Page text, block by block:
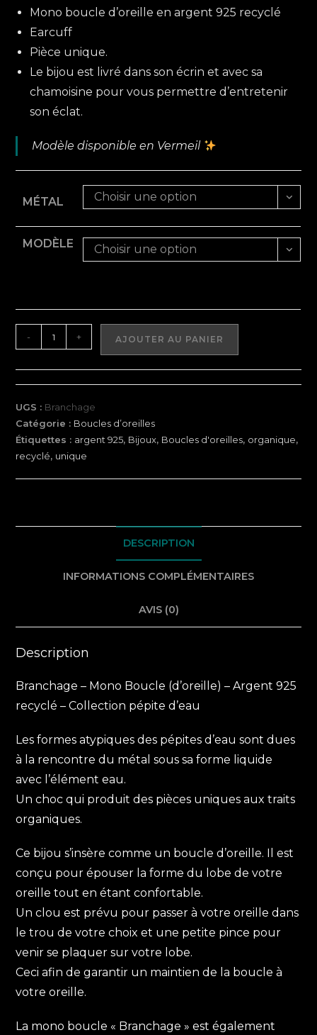
à
€95,00
Mono boucle d’oreille en argent 925 recyclé
Earcuff
Pièce unique.
Le bijou est livré dans son écrin et avec sa
chamoisine pour vous permettre d’entretenir
son éclat.
Modèle disponible en Vermeil
MÉTAL Choisir une option
MODÈLE Choisir une option
quantité
de
Branchage
-
Mono
Boucle
(d'oreille)
-
- + AJOUTER AU PANIER
UGS : Branchage
Catégorie : Boucles d’oreilles
Étiquettes : argent 925, Bijoux, Boucles d'oreilles, organique,
recyclé, unique
DESCRIPTION
INFORMATIONS COMPLÉMENTAIRES
AVIS (0)
Description
Branchage – Mono Boucle (d’oreille) – Argent 925
recyclé – Collection pépite d’eau
Les formes atypiques des pépites d’eau sont dues
à la rencontre du métal sous sa forme liquide
avec l’élément eau.
Un choc qui produit des pièces uniques aux traits
organiques.
Ce bijou s’insère comme un boucle d’oreille. Il est
conçu pour épouser la forme du lobe de votre
oreille tout en étant confortable.
Un clou est prévu pour passer à votre oreille dans
le trou de votre choix et une petite pince pour
venir se plaquer sur votre lobe.
Ceci afin de garantir un maintien de la boucle à
votre oreille.
La mono boucle « Branchage » est également